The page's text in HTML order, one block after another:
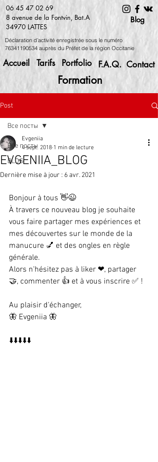
06 45 47 02 69
8 avenue de la Fontvin, Bat.A
34970 LATTES
Blog
Déclaration d’activité enregistrée sous le numéro
76341190534 auprès du Préfet de la région Occitanie
Accueil Tarifs Portfolio F.A.Q. Contact
Formation
Post
Все посты
BLOG
Все посты
EVGENIIA_BLOG
Evgeniia
4 sept. 2018 1 min de lecture
Dernière mise à jour : 6 avr. 2021
Bonjour à tous 👋😉
À travers ce nouveau blog je souhaite
vous faire partager mes expériences et
mes découvertes sur le monde de la
manucure 💅 et des ongles en règle
générale.
Alors n'hésitez pas à liker ❤, partager
🤝, commenter 👍 et à vous inscrire ✅ !
Au plaisir d'échanger,
🦋 Evgeniia 🦋
⬇️⬇️⬇️⬇️⬇️